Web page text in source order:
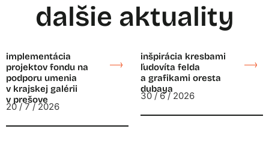
dalšie aktuality
implementácia
projektov fondu na
podporu umenia
v krajskej galérii
v prešove
20 / 7 / 2026
inšpirácia kresbami
ľudovíta felda
a grafikami oresta
dubaya
30 / 6 / 2026